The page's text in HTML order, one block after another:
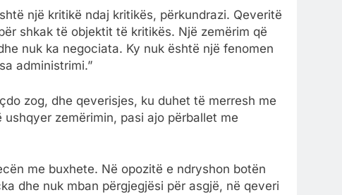
një kritikë ndaj kritikës, përkundrazi. Qeveritë
shkak të objektit të kritikës. Një zemërim që
nuk ka negociata. Ky nuk është një fenomen
administrimi.”
zog, dhe qeverisjes, ku duhet të merresh me
zemërimin, pasi ajo përballet me
me buxhete. Në opozitë e ndryshon botën
dhe nuk mban përgjegjësi për asgjë, në qeveri